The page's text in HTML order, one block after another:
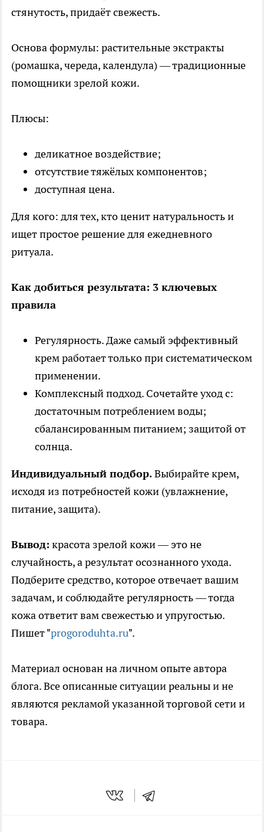
стянутость, придаёт свежесть.
Основа формулы: растительные экстракты
(ромашка, череда, календула) — традиционные
помощники зрелой кожи.
Плюсы:
деликатное воздействие;
отсутствие тяжёлых компонентов;
доступная цена.
Для кого: для тех, кто ценит натуральность и
ищет простое решение для ежедневного
ритуала.
Как добиться результата: 3 ключевых
правила
Регулярность. Даже самый эффективный
крем работает только при систематическом
применении.
Комплексный подход. Сочетайте уход с:
достаточным потреблением воды;
сбалансированным питанием; защитой от
солнца.
Индивидуальный подбор.Выбирайте крем,
исходя из потребностей кожи (увлажнение,
питание, защита).
Вывод: красота зрелой кожи — это не
случайность, а результат осознанного ухода.
Подберите средство, которое отвечает вашим
задачам, и соблюдайте регулярность — тогда
кожа ответит вам свежестью и упругостью.
Пишет "progoroduhta.ru".
Материал основан на личном опыте автора
блога. Все описанные ситуации реальны и не
являются рекламой указанной торговой сети и
товара.